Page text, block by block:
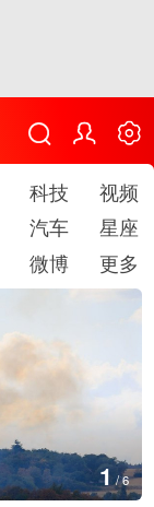
科技
视频
汽车
星座
微博 更多
1/6